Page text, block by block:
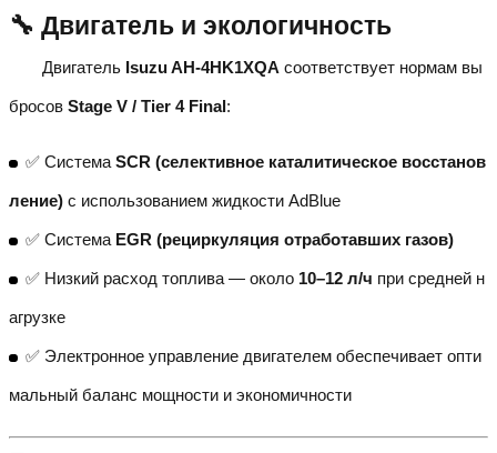
🔧 Двигатель и экологичность
Двигатель Isuzu AH-4HK1XQA соответствует нормам вы
бросов Stage V / Tier 4 Final:
✅ Система SCR (селективное каталитическое восстанов
ление) с использованием жидкости AdBlue
✅ Система EGR (рециркуляция отработавших газов)
✅ Низкий расход топлива — около 10–12 л/ч при средней н
агрузке
✅ Электронное управление двигателем обеспечивает опти
мальный баланс мощности и экономичности